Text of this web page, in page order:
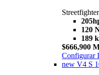
120
189
$666,900
Configurar
new V4 S